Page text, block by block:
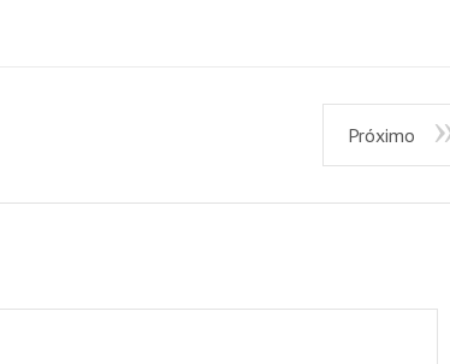
Próximo